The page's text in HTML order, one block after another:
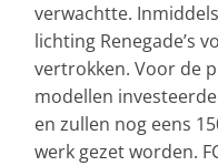
verwachtte.
lichting Renegade’s
vertrokken. Voor de
modellen
en zullen nog eens
werk gezet worden.